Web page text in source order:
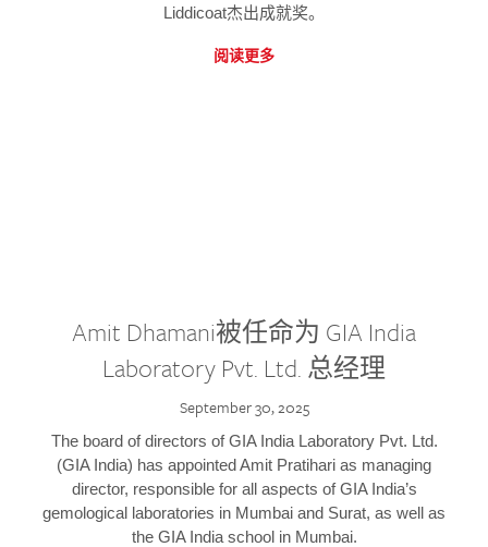
Liddicoat杰出成就奖。
阅读更多
Amit Dhamani被任命为 GIA India
Laboratory Pvt. Ltd. 总经理
September 30, 2025
The board of directors of GIA India Laboratory Pvt. Ltd.
(GIA India) has appointed Amit Pratihari as managing
director, responsible for all aspects of GIA India’s
gemological laboratories in Mumbai and Surat, as well as
the GIA India school in Mumbai.